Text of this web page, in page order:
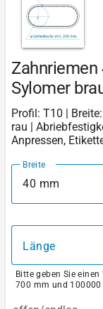
Zahnriemen
Sylomer
Profil: T10 |
rau |
Anpressen,
Breite
40 mm
Länge
Bitte geben Sie
700 mm und 100000